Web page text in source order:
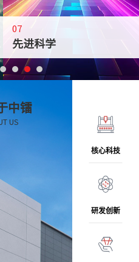
详情
07
先进科学
中镭
US
核心科技
研发创新